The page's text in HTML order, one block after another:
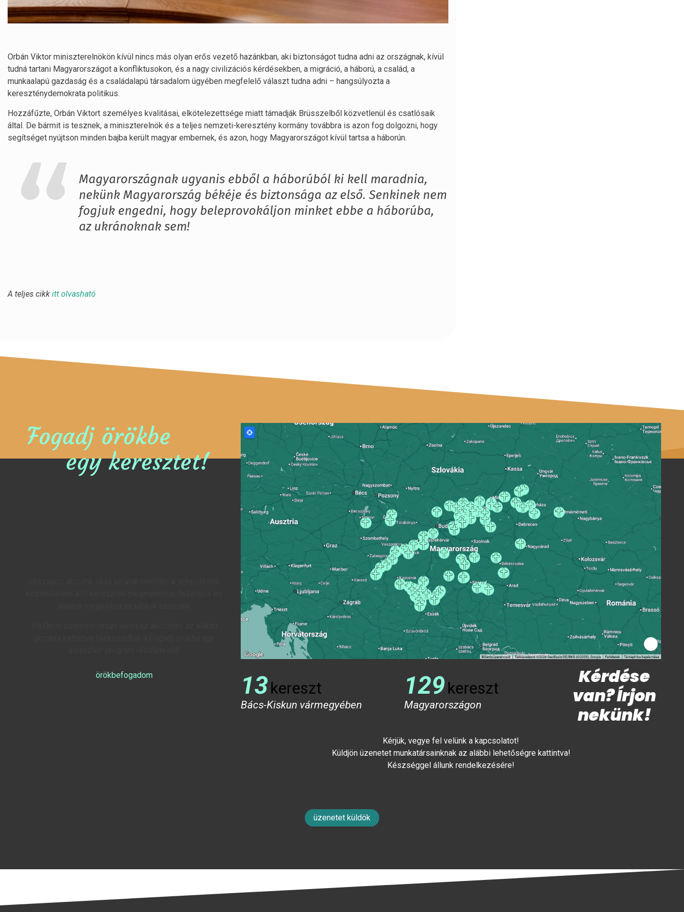
Orbán Viktor miniszterelnökön kívül nincs más olyan erős vezető hazánkban, aki biztonságot tudna adni az országnak, kívül
tudná tartani Magyarországot a konfliktusokon, és a nagy civilizációs kérdésekben, a migráció, a háború, a család, a
munkaalapú gazdaság és a családalapú társadalom ügyében megfelelő választ tudna adni – hangsúlyozta a
kereszténydemokrata politikus.
Hozzáfűzte, Orbán Viktort személyes kvalitásai, elkötelezettsége miatt támadják Brüsszelből közvetlenül és csatlósaik
által. De bármit is tesznek, a miniszterelnök és a teljes nemzeti-keresztény kormány továbbra is azon fog dolgozni, hogy
segítséget nyújtson minden bajba került magyar embernek, és azon, hogy Magyarországot kívül tartsa a háborún.
Magyarországnak ugyanis ebből a háborúból ki kell maradnia,
nekünk Magyarország békéje és biztonsága az első. Senkinek nem
fogjuk engedni, hogy beleprovokáljon minket ebbe a háborúba,
az ukránoknak sem!
A teljes cikk itt olvasható
Fogadj örökbe
egy keresztet!
örökbefogadom 13kereszt
Bács-Kiskun vármegyében
129kereszt
Magyarországon
Kérdése
van? Írjon
nekünk!
Kérjük, vegye fel velünk a kapcsolatot!
Küldjön üzenetet munkatársainknak az alábbi lehetőségre kattintva!
Készséggel állunk rendelkezésére!
üzenetet küldök